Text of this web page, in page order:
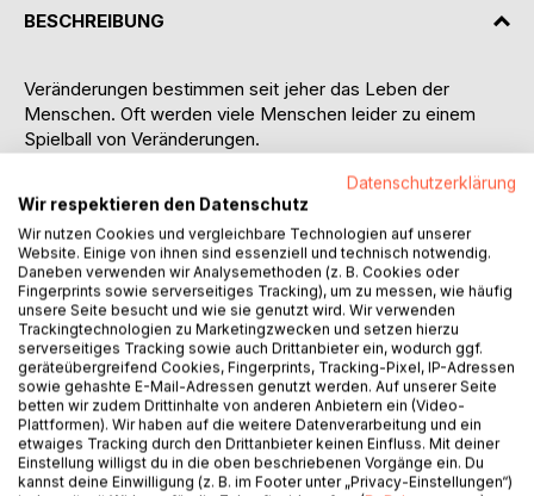
BESCHREIBUNG
Veränderungen bestimmen seit jeher das Leben der
Menschen. Oft werden viele Menschen leider zu einem
Spielball von Veränderungen.
Transition Management, den Veränderungsprozesse aktiv
gesteuert und auf den Menschen in dieser Veränderung
fokussiert umzusetzen.
Die Veränderung und Kommunikation dazu ist dabei immer
"Chef-Sache". Vor allem die Versicherungsbranche steht
nach den Banken vor grundlegenderen Veränderungen als
je zuvor.
Ebenso versprechen die Möglichkeiten aber auch der
globale Druck in der Wertschöpfungskette zur
sogenannten Industrie 4.0 einen sehr großen Bedarf an
Gestaltung dieser Veränderungen.
Dieses Buch möchte Ihnen Erfahrungen, Methoden und
Trends zur Umsetzung und Begleitung von Veränderungen
Datenschutzerklärung
Wir respektieren den Datenschutz
Wir nutzen Cookies und vergleichbare Technologien auf unserer
Website. Einige von ihnen sind essenziell und technisch notwendig.
Daneben verwenden wir Analysemethoden (z. B. Cookies oder
Fingerprints sowie serverseitiges Tracking), um zu messen, wie häufig
unsere Seite besucht und wie sie genutzt wird. Wir verwenden
Trackingtechnologien zu Marketingzwecken und setzen hierzu
serverseitiges Tracking sowie auch Drittanbieter ein, wodurch ggf.
geräteübergreifend Cookies, Fingerprints, Tracking-Pixel, IP-Adressen
sowie gehashte E-Mail-Adressen genutzt werden. Auf unserer Seite
betten wir zudem Drittinhalte von anderen Anbietern ein (Video-
Plattformen). Wir haben auf die weitere Datenverarbeitung und ein
etwaiges Tracking durch den Drittanbieter keinen Einfluss. Mit deiner
Einstellung willigst du in die oben beschriebenen Vorgänge ein. Du
kannst deine Einwilligung (z. B. im Footer unter „Privacy-Einstellungen“)